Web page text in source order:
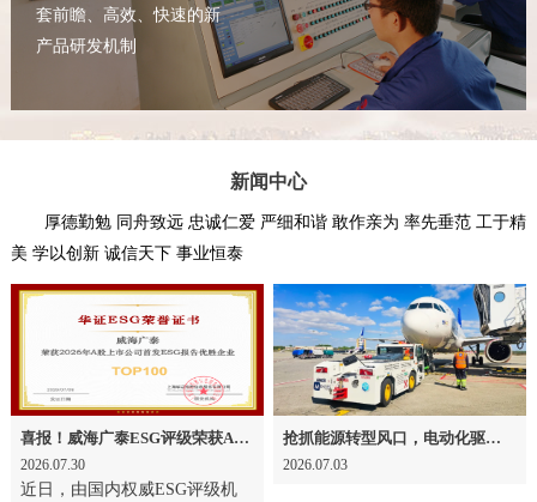
套前瞻、高效、快速的新
产品研发机制
新闻中心
厚德勤勉 同舟致远 忠诚仁爱 严细和谐 敢作亲为 率先垂范 工于精
美 学以创新 诚信天下 事业恒泰
喜报！威海广泰ESG评级荣获AAA级 可持续发展实力获权威认可
2026.07.30
近日，由国内权威ESG评级机
抢抓能源转型风口，电动化驱动威海广泰欧洲业务腾飞
2026.07.03